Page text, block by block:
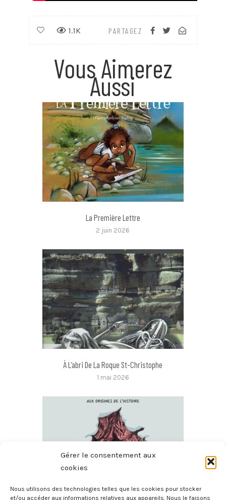
Gérer le consentement aux
cookies
Nous utilisons des technologies telles que les cookies pour stocker
et/ou accéder aux informations relatives aux appareils. Nous le faisons
PARTAGEZ
1.1K
Vous Aimerez
Aussi
La Première Lettre
2 juin 2026
À L’abri De La Roque St-Christophe
1 mai 2026